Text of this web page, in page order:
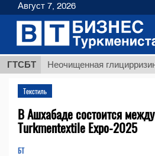
ГТСБТ
Неочищенная глицирризиновая
Текстиль
В Ашхабаде состоится
Turkmentextile Expo-2025
БТ
Август 7, 2026